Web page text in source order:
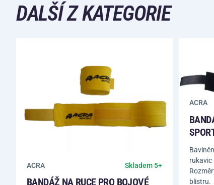
DALŠÍ Z KATEGORIE
ACRA Skladem 5+
BANDÁŽ NA RUCE PRO BOJOVÉ
ACRA
rukavic
blistru.